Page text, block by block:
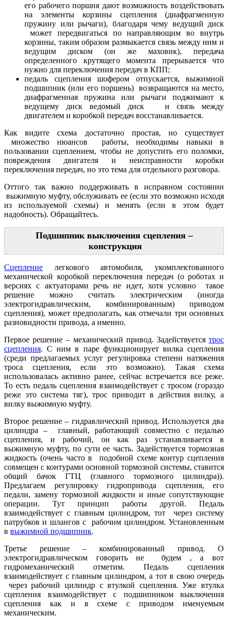
его рабочего поршня дают возможность воздействовать
на элементы корзины сцепления (диафрагменную
пружину или рычаги), благодаря чему ведущий диск
может передвигаться по направляющим во внутрь
корзины, таким образом размыкается связь между ним и
ведущим диском (он же маховик), передача
определенного крутящего момента прерывается что
нужно для переключения передач в КПП;
педаль сцепления шофером отпускается, выжимной
подшипник (или его поршень) возвращаются на место,
диафрагменная пружина или рычаги поджимают к
ведущему диск ведомый диск и связь между
двигателем и коробкой передач восстанавливается.
Как видите схема достаточно простая, но существует
множество нюансов работы, необходимы навыки в
пользовании сцеплением, чтобы не допустить его поломки,
повреждения двигателя и неисправности коробки
переключения передач, но это тема для отдельного разговора.
Оттого так важно поддерживать в исправном состоянии
выжимную муфту, обслуживать ее (если это возможно исходя
из используемой схемы) и менять (если в этом будет
надобность). Обращайтесь.
Подшипник выключения сцепления –
конструкция
Сцепление легкового автомобиля, укомплектованного
механической коробкой переключения передач (о роботах и
версиях с актуаторами речь не идет, хотя условно такое
решение можно считать электрическим (иногда
электрогидравлическим, комбинированным) приводом
сцепления), может предполагать, как отмечали три основных
разновидности привода, а именно.
Первое решение – механический привод. Задействуется трос
сцепления. С ним в паре функционирует вилка сцепления
(среди предлагаемых услуг регулировка степени натяжения
троса сцепления, если это возможно). Такая схема
использовалась активно ранее, сейчас встречается все реже.
То есть педаль сцепления взаимодействует с тросом (гораздо
реже это система тяг), трос приводит в действия вилку, а
вилку выжимную муфту.
Второе решение – гидравлический привод. Используется два
цилиндра – главный, работающий совместно с педалью
сцепления, и рабочий, он как раз устанавливается в
выжимную муфту, по сути ее часть. Задействуется тормозная
жидкость (очень часто в подобной схеме контур сцепления
совмещен с контурами основной тормозной системы, ставится
общий бачок ГТЦ (главного тормозного цилиндра)).
Предлагаем регулировку гидропривода сцепления, его
педали, замену тормозной жидкости и иные сопутствующие
операции. Тут принцип работы другой. Педаль
взаимодействует с главным цилиндром, тот через систему
патрубков и шлангов с рабочим цилиндром. Установленным
в выжимной подшипник.
Третье решение – комбинированный привод. О
электрогидравлическом говорить не будем , а вот
гидромеханический отметим. Педаль сцепления
взаимодействует с главным цилиндром, а тот в свою очередь
через рабочий цилиндр с втулкой сцепления. Уже втулка
сцепления взаимодействует с подшипником выключения
сцепления как и в схеме с приводом именуемым
механическим.